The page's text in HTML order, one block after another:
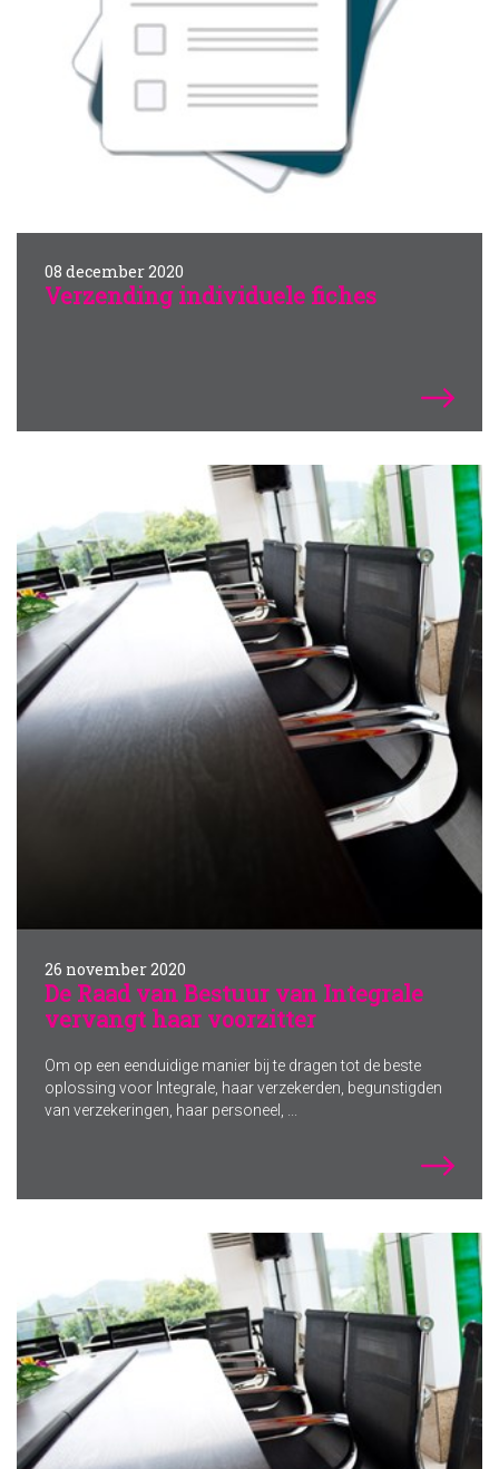
08 december 2020
Verzending individuele fiches
26 november 2020
De Raad van Bestuur van Integrale
vervangt haar voorzitter
Om op een eenduidige manier bij te dragen tot de beste
oplossing voor Integrale, haar verzekerden, begunstigden
van verzekeringen, haar personeel, ...